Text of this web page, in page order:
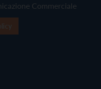
Commerciale